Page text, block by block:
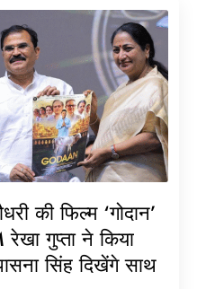
की फिल्म ‘गोदान’
गुप्ता ने किया
सिंह दिखेंगे साथ